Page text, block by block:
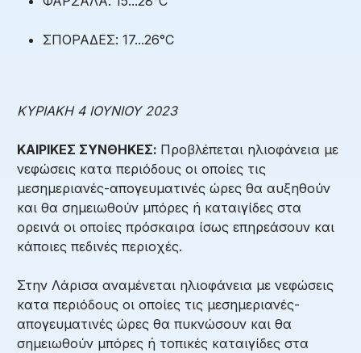
ΣΠΟΡΑΔΕΣ: 17...26°C
ΚΥΡΙΑΚΗ 4 ΙΟΥΝΙΟΥ 2023
ΚΑΙΡΙΚΕΣ ΣΥΝΘΗΚΕΣ: Προβλέπεται ηλιοφάνεια με
νεφώσεις κατα περιόδους οι οποίες τις
μεσημεριανές-απογευματινές ώρες θα αυξηθούν
και θα σημειωθούν μπόρες ή καταιγίδες στα
ορεινά οι οποίες πρόσκαιρα ίσως επηρεάσουν και
κάποιες πεδινές περιοχές.
Στην Λάρισα αναμένεται ηλιοφάνεια με νεφώσεις
κατα περιόδους οι οποίες τις μεσημεριανές-
απογευματινές ώρες θα πυκνώσουν και θα
σημειωθούν μπόρες ή τοπικές καταιγίδες στα